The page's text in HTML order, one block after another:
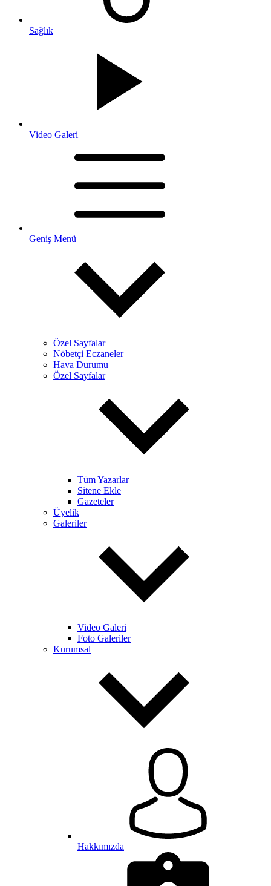
Sağlık
Video Galeri
Geniş Menü
Özel Sayfalar
Nöbetçi Eczaneler
Hava Durumu
Özel Sayfalar
Tüm Yazarlar
Sitene Ekle
Gazeteler
Üyelik
Galeriler
Video Galeri
Foto Galeriler
Kurumsal
Hakkımızda